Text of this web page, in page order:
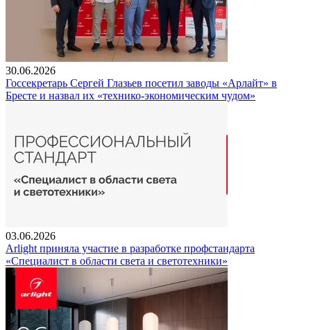
30.06.2026
Госсекретарь Сергей Глазьев посетил заводы «Арлайт» в
Бресте и назвал их «технико-экономическим чудом»
03.06.2026
Arlight приняла участие в разработке профстандарта
«Специалист в области света и светотехники»